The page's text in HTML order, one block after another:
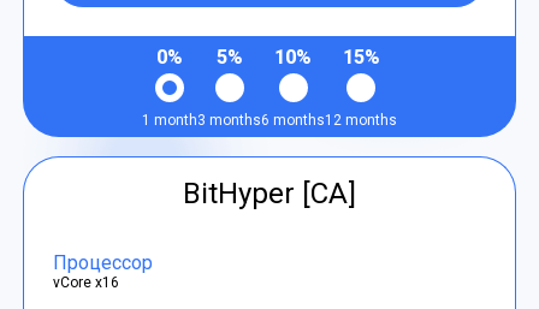
0%
1 month
5%
3 months
10%
6 months
15%
12 months
BitHyper [CA]
Процессор
vCore x16